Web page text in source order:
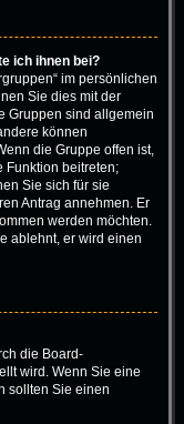
ich ihnen bei?
im persönlichen
Sie dies mit der
Gruppen sind allgemein
können
die Gruppe offen ist,
Funktion beitreten;
Sie sich für sie
Antrag annehmen. Er
werden möchten.
ablehnt, er wird einen
die Board-
wird. Wenn Sie eine
sollten Sie einen